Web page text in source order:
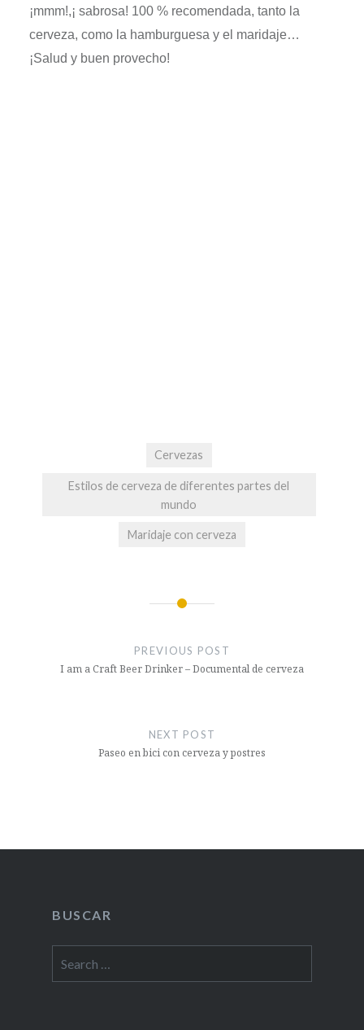
¡mmm!,¡ sabrosa! 100 % recomendada, tanto la
cerveza, como la hamburguesa y el maridaje…
¡Salud y buen provecho!
Cervezas
Estilos de cerveza de diferentes partes del
mundo
Maridaje con cerveza
PREVIOUS POST
I am a Craft Beer Drinker – Documental de cerveza
NEXT POST
Paseo en bici con cerveza y postres
BUSCAR
for: